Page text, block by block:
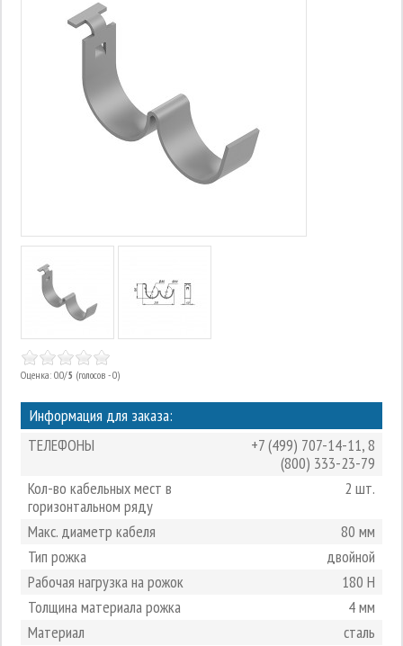
Оценка: 0.0/5 (голосов - 0)
Информация для заказа:
ТЕЛЕФОНЫ
+7 (499) 707-14-11,8
(800) 333-23-79
Кол-во кабельных мест в
горизонтальном ряду
2 шт.
Макс. диаметр кабеля
80 мм
Тип рожка
двойной
Рабочая нагрузка на рожок
180 Н
Толщина материала рожка
4 мм
Материал
сталь